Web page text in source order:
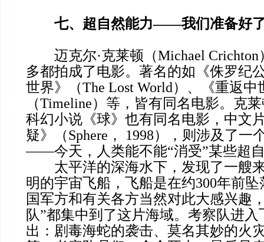
七、超自然能力——我们准备好
迈克尔·克莱顿（Michael Crichton
多都拍成了电影。著名的如《侏罗纪
世界》（The Lost World）、《重返中
（Timeline）等，皆有同名电影。克
科幻小说《球》也有同名电影，中文
疑》（Sphere， 1998），则涉及了一
——今天，人类能不能“消受”某些超
太平洋的深海水下，发现了一艘
明的宇宙飞船，飞船是在约300年前
国军方和有关各方当然对此大感兴趣
队”都集中到了这片海域。考察队进
出：剧毒海蛇的袭击、莫名其妙的火